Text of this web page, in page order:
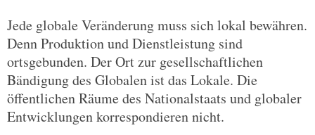
Jede globale Veränderung muss sich lokal bewähren.
Denn Produktion und Dienstleistung sind
ortsgebunden. Der Ort zur gesellschaftlichen
Bändigung des Globalen ist das Lokale. Die
öffentlichen Räume des Nationalstaats und globaler
Entwicklungen korrespondieren nicht.